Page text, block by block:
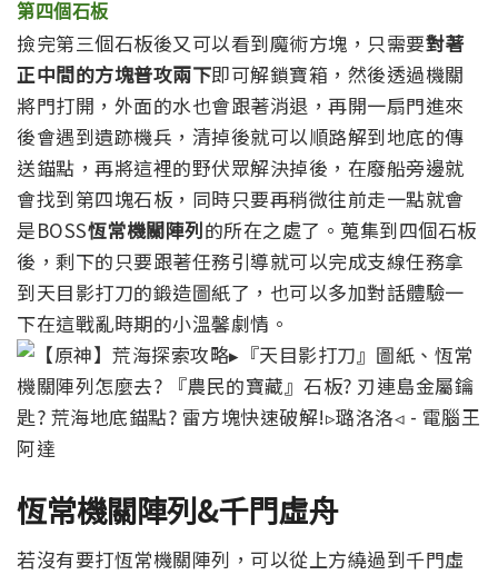
第四個石板
撿完第三個石板後又可以看到魔術方塊，只需要對著
正中間的方塊普攻兩下即可解鎖寶箱，然後透過機關
將門打開，外面的水也會跟著消退，再開一扇門進來
後會遇到遺跡機兵，清掉後就可以順路解到地底的傳
送錨點，再將這裡的野伏眾解決掉後，在廢船旁邊就
會找到第四塊石板，同時只要再稍微往前走一點就會
是BOSS恆常機關陣列的所在之處了。蒐集到四個石板
後，剩下的只要跟著任務引導就可以完成支線任務拿
到天目影打刀的鍛造圖紙了，也可以多加對話體驗一
下在這戰亂時期的小溫馨劇情。
恆常機關陣列&千門虛舟
若沒有要打恆常機關陣列，可以從上方繞過到千門虛